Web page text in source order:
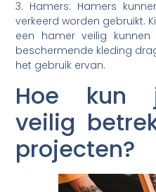
3. Hamers: Hamers
verkeerd worden gebruikt.
een hamer veilig
beschermende kleding
het gebruik ervan.
Hoe kun
veilig
projecten?